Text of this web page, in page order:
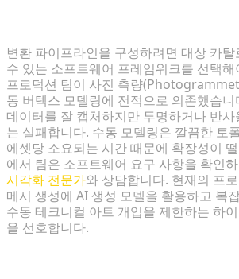
변환 파이프라인을 구성하려면 대상 카
수 있는 소프트웨어 프레임워크를 선택
프로덕션 팀이 사진 측량
동 버텍스 모델링에 전적으로 의존했습
데이터를 잘 캡처하지만 투명하거나 반
는 실패합니다. 수동 모델링은 깔끔한 토
에셋당 소요되는 시간 때문에 확장성이
에서 팀은 소프트웨어 요구 사항을 확인
시각화 전문가와 상담합니다. 현재의 프
메시 생성에 AI 생성 모델을 활용하고 복
수동 테크니컬 아트 개입을 제한하는 하
을 선호합니다.